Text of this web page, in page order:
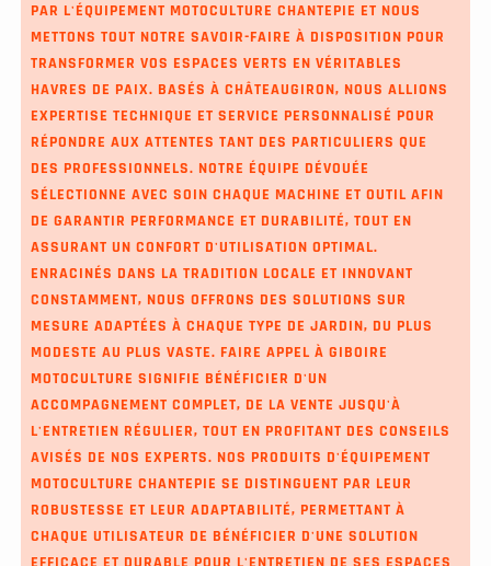
PAR L'ÉQUIPEMENT MOTOCULTURE CHANTEPIE ET NOUS
METTONS TOUT NOTRE SAVOIR-FAIRE À DISPOSITION POUR
TRANSFORMER VOS ESPACES VERTS EN VÉRITABLES
HAVRES DE PAIX. BASÉS À CHÂTEAUGIRON, NOUS ALLIONS
EXPERTISE TECHNIQUE ET SERVICE PERSONNALISÉ POUR
RÉPONDRE AUX ATTENTES TANT DES PARTICULIERS QUE
DES PROFESSIONNELS. NOTRE ÉQUIPE DÉVOUÉE
SÉLECTIONNE AVEC SOIN CHAQUE MACHINE ET OUTIL AFIN
DE GARANTIR PERFORMANCE ET DURABILITÉ, TOUT EN
ASSURANT UN CONFORT D'UTILISATION OPTIMAL.
ENRACINÉS DANS LA TRADITION LOCALE ET INNOVANT
CONSTAMMENT, NOUS OFFRONS DES SOLUTIONS SUR
MESURE ADAPTÉES À CHAQUE TYPE DE JARDIN, DU PLUS
MODESTE AU PLUS VASTE. FAIRE APPEL À GIBOIRE
MOTOCULTURE SIGNIFIE BÉNÉFICIER D'UN
ACCOMPAGNEMENT COMPLET, DE LA VENTE JUSQU'À
L'ENTRETIEN RÉGULIER, TOUT EN PROFITANT DES CONSEILS
AVISÉS DE NOS EXPERTS. NOS PRODUITS D'ÉQUIPEMENT
MOTOCULTURE CHANTEPIE SE DISTINGUENT PAR LEUR
ROBUSTESSE ET LEUR ADAPTABILITÉ, PERMETTANT À
CHAQUE UTILISATEUR DE BÉNÉFICIER D'UNE SOLUTION